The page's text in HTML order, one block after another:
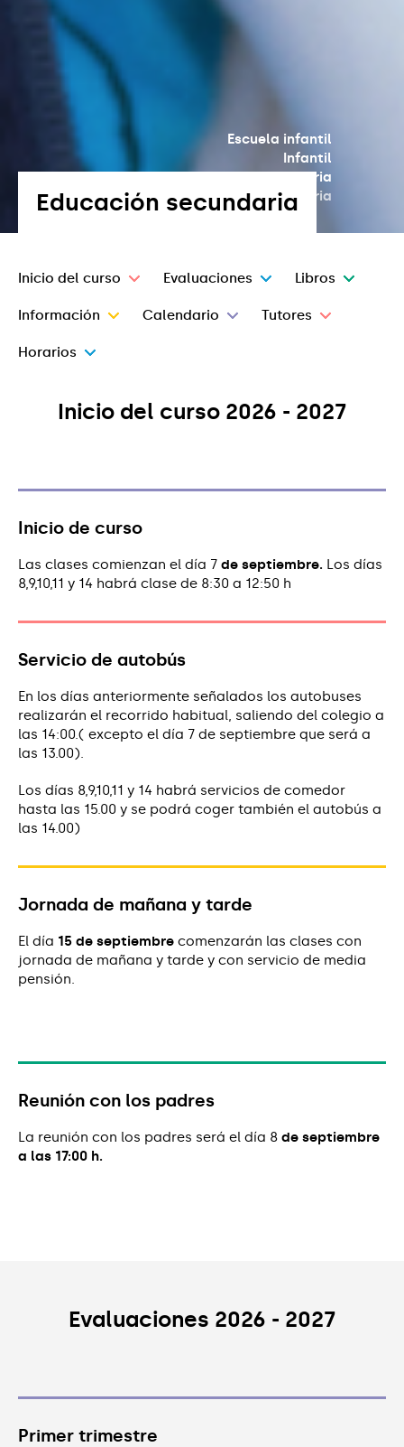
Escuela infantil
Infantil
Primaria
Educación secundaria
Educación secundaria
Inicio del curso Evaluaciones Libros
Información Calendario Tutores
Horarios
Inicio del curso 2026 - 2027
Inicio de curso
Las clases comienzan el día 7 de septiembre. Los días
8,9,10,11 y 14 habrá clase de 8:30 a 12:50 h
Servicio de autobús
En los días anteriormente señalados los autobuses
realizarán el recorrido habitual, saliendo del colegio a
las 14:00.( excepto el día 7 de septiembre que será a
las 13.00).
Los días 8,9,10,11 y 14 habrá servicios de comedor
hasta las 15.00 y se podrá coger también el autobús a
las 14.00)
Jornada de mañana y tarde
El día 15 de septiembre comenzarán las clases con
jornada de mañana y tarde y con servicio de media
pensión.
Reunión con los padres
La reunión con los padres será el día 8 de septiembre
a las 17:00 h.
Evaluaciones 2026 - 2027
Primer trimestre